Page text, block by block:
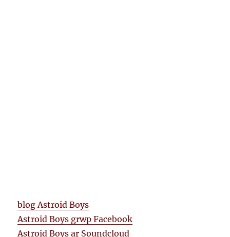
blog Astroid Boys
Astroid Boys grwp Facebook
Astroid Boys ar Soundcloud